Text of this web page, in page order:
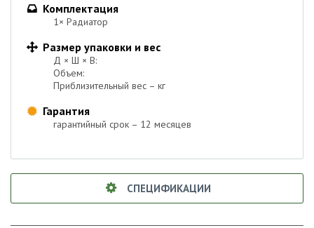
 Комплектация
1× Радиатор
 Размер упаковки и вес
Д × Ш × В:
Объем:
Приблизительный вес – кг
 Гарантия
гарантийный срок – 12 месяцев
СПЕЦИФИКАЦИИ